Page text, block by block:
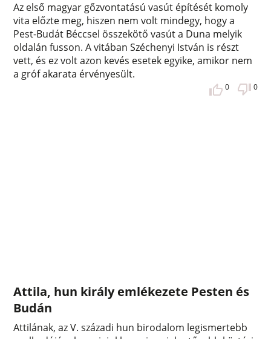
Az első magyar gőzvontatású vasút építését komoly
vita előzte meg, hiszen nem volt mindegy, hogy a
Pest-Budát Béccsel összekötő vasút a Duna melyik
oldalán fusson. A vitában Széchenyi István is részt
vett, és ez volt azon kevés esetek egyike, amikor nem
a gróf akarata érvényesült.
0 0
Attila, hun király emlékezete Pesten és
Budán
Attilának, az V. századi hun birodalom legismertebb